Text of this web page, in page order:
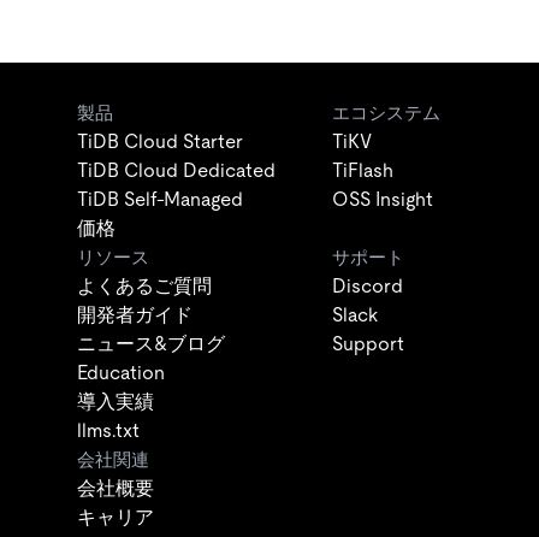
製品
TiDB Cloud Starter
TiDB Cloud Dedicated
TiDB Self-Managed
価格
エコシステム
TiKV
TiFlash
OSS Insight
リソース
よくあるご質問
開発者ガイド
ニュース&ブログ
Education
導入実績
llms.txt
サポート
Discord
Slack
Support
会社関連
会社概要
キャリア